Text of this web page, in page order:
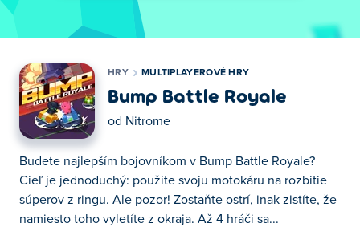
HRY MULTIPLAYEROVÉ HRY
Bump Battle Royale
od Nitrome
Budete najlepším bojovníkom v Bump Battle Royale?
Cieľ je jednoduchý: použite svoju motokáru na rozbitie
súperov z ringu. Ale pozor! Zostaňte ostrí, inak zistíte, že
namiesto toho vyletíte z okraja. Až 4 hráči sa...